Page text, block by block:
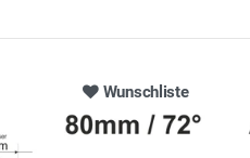
Wunschliste